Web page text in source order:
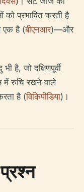
को प्रभावित करती है
एक है (बीएनआर)—और
है, जो दक्षिणपूर्वी
में रुचि रखने वाले
है (विकिपीडिया)।